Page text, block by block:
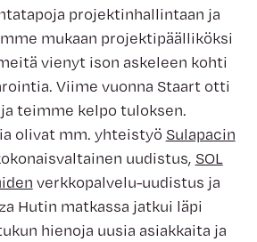
projektinhallintaan ja
mukaan projektipäälliköksi
vienyt ison askeleen kohti
Viime vuonna Staart otti
teimme kelpo tuloksen.
olivat mm. yhteistyö Sulapacin
uudistus, SOL
verkkopalvelu-uudistus ja
Hutin matkassa jatkui läpi
hienoja uusia asiakkaita ja